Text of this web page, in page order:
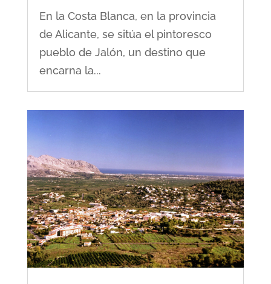
En la Costa Blanca, en la provincia
de Alicante, se sitúa el pintoresco
pueblo de Jalón, un destino que
encarna la...